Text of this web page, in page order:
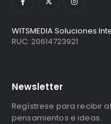
WITSMEDIA Soluciones
RUC: 20614723921
Newsletter
Regístrese para recibir
pensamientos e ideas.